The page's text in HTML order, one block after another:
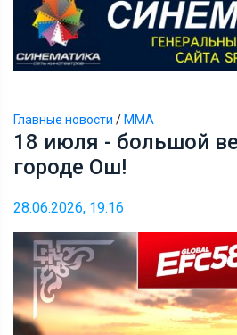
Главные новости / ММА
18 июля - большой
городе Ош!
28.06.2026, 19:16